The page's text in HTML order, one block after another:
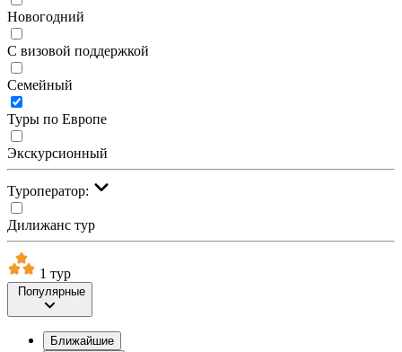
Новогодний
С визовой поддержкой
Семейный
Туры по Европе
Экскурсионный
Туроператор:
Дилижанс тур
1 тур
Популярные
Ближайшие